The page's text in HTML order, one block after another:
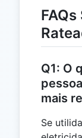
Q1: O
mais
Se